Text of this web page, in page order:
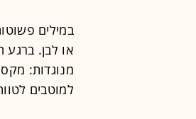
במילים
או לבן.
מנוגדות:
למוטבים